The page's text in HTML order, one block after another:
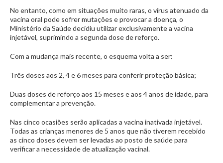
No entanto, como em situações muito raras, o vírus atenuado da
vacina oral pode sofrer mutações e provocar a doença, o
Ministério da Saúde decidiu utilizar exclusivamente a vacina
injetável, suprimindo a segunda dose de reforço.
Com a mudança mais recente, o esquema volta a ser:
Três doses aos 2, 4 e 6 meses para conferir proteção básica;
Duas doses de reforço aos 15 meses e aos 4 anos de idade, para
complementar a prevenção.
Nas cinco ocasiões serão aplicadas a vacina inativada injetável.
Todas as crianças menores de 5 anos que não tiverem recebido
as cinco doses devem ser levadas ao posto de saúde para
verificar a necessidade de atualização vacinal.